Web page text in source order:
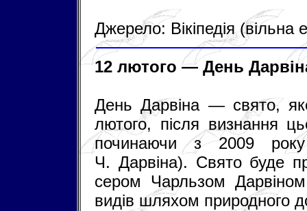
Джерело: Вікіпедія (вільна
12 лютого — День
День Дарвіна — свято,
лютого, після визнання
починаючи з 2009
Ч. Дарвіна). Свято буде
сером Чарльзом Дарвіном
видів шляхом природного